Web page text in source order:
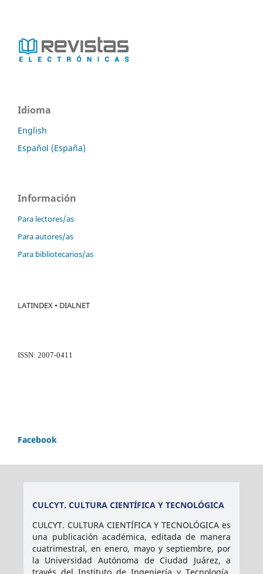
Idioma
English
Español (España)
Información
Para lectores/as
Para autores/as
Para bibliotecarios/as
LATINDEX • DIALNET
ISSN: 2007-0411
Facebook
CULCYT. CULTURA CIENTÍFICA Y TECNOLÓGICA
CULCYT. CULTURA CIENTÍFICA Y TECNOLÓGICA es
una publicación académica, editada de manera
cuatrimestral, en enero, mayo y septiembre, por
la Universidad Autónoma de Ciudad Juárez, a